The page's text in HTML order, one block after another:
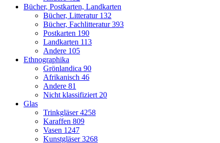
Bücher, Postkarten, Landkarten
Bücher, Litteratur 132
Bücher, Fachlitteratur393
Postkarten 190
Landkarten 113
Andere 105
Ethnographika
Grönlandica 90
Afrikanisch 46
Andere 81
Nicht klassifiziert 20
Glas
Trinkgläser4258
Karaffen 809
Vasen 1247
Kunstgläser3268